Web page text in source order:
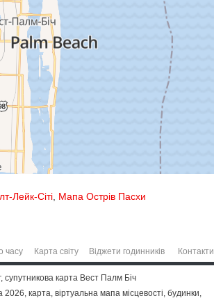
Лейк-Сіті Мапа Острів Пасхи
часу Карта світу Віджети годинників Контакти
карта Вест Палм Біч
карта, віртуальна мапа місцевості, будинки,